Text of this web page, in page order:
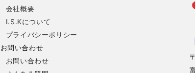
会社概要
I.S.Kについて
プライバシーポリシー
お問い合わせ
お問い合わせ